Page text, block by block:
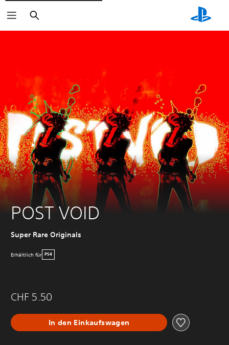
Suchen
POST VOID
Super Rare Originals
Erhältlich für PS4
CHF 5.50
In den Einkaufswagen